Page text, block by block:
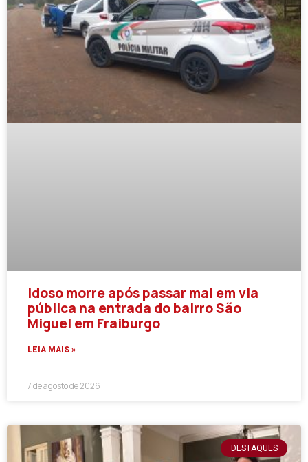
Idoso morre após passar mal em via
pública na entrada do bairro São
Miguel em Fraiburgo
LEIA MAIS »
7 de agosto de 2026
DESTAQUES